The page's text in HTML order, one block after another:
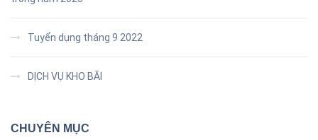
Tuyển dụng tháng 9 2022
DỊCH VỤ KHO BÃI
CHUYÊN MỤC